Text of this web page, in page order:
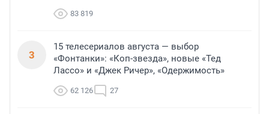
83 819
3
15 телесериалов августа — выбор
«Фонтанки»: «Коп-звезда», новые «Тед
Лассо» и «Джек Ричер», «Одержимость»
62 126 27